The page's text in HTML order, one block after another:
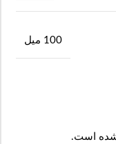
100 میل
است.